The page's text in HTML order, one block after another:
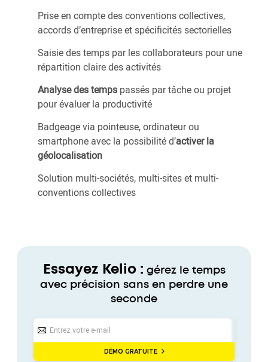
Prise en compte des conventions collectives,
accords d’entreprise et spécificités sectorielles
Saisie des temps par les collaborateurs pour une
répartition claire des activités
Analyse des temps passés par tâche ou projet
pour évaluer la productivité
Badgeage via pointeuse, ordinateur ou
smartphone avec la possibilité d’activer la
géolocalisation
Solution multi-sociétés, multi-sites et multi-
conventions collectives
Essayez Kelio : gérez le temps
avec précision sans en perdre une
seconde
DÉMO GRATUITE